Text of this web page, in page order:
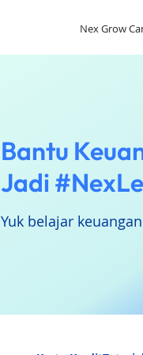
Nex Grow
Bantu
Jadi
Yuk belajar